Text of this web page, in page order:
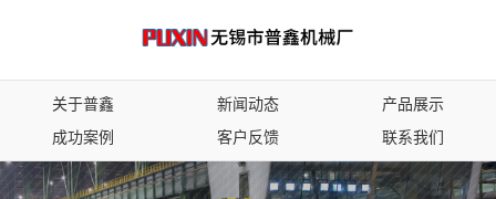
关于普鑫 新闻动态
产品展示
成功案例
客户反馈 联系我们